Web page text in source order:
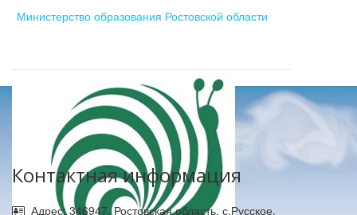
Министерство образования Ростовской области
Контактная информация
Адрес: 346947, Ростовская область, с.Русское,